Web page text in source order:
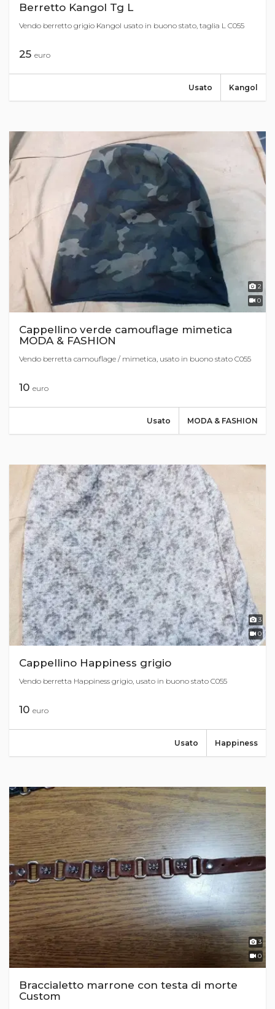
Berretto Kangol Tg L
Vendo berretto grigio Kangol usato in buono stato, taglia L C055
25 euro
Kangol
Usato
2
0
Cappellino verde camouflage mimetica
MODA & FASHION
Vendo berretta camouflage / mimetica, usato in buono stato C055
10 euro
MODA & FASHION
Usato
3
0
Cappellino Happiness grigio
Vendo berretta Happiness grigio, usato in buono stato C055
10 euro
Happiness
Usato
3
0
Braccialetto marrone con testa di morte
Custom